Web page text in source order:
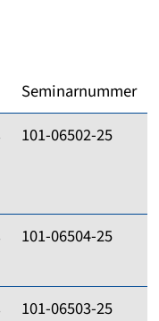
Seminarnummer
101-06502-25
101-06504-25
101-06503-25